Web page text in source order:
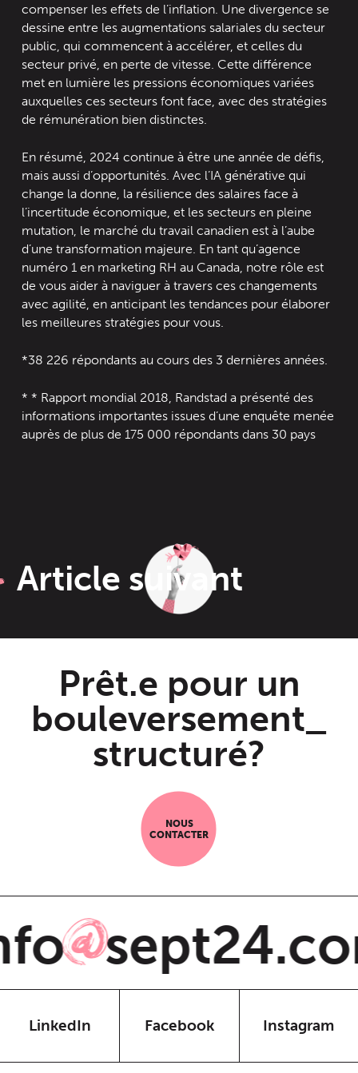
compenser les effets de l’inflation. Une divergence se
dessine entre les augmentations salariales du secteur
public, qui commencent à accélérer, et celles du
secteur privé, en perte de vitesse. Cette différence
met en lumière les pressions économiques variées
auxquelles ces secteurs font face, avec des stratégies
de rémunération bien distinctes.
En résumé, 2024 continue à être une année de défis,
mais aussi d’opportunités. Avec l’IA générative qui
change la donne, la résilience des salaires face à
l’incertitude économique, et les secteurs en pleine
mutation, le marché du travail canadien est à l’aube
d’une transformation majeure. En tant qu’agence
numéro 1 en marketing RH au Canada, notre rôle est
de vous aider à naviguer à travers ces changements
avec agilité, en anticipant les tendances pour élaborer
les meilleures stratégies pour vous.
*38 226 répondants au cours des 3 dernières années.
* * Rapport mondial 2018, Randstad a présenté des
informations importantes issues d’une enquête menée
auprès de plus de 175 000 répondants dans 30 pays
Article suivant
Prêt.e pour un
bouleversement_
structuré?
NOUS
CONTACTER
@
LinkedIn Facebook Instagram